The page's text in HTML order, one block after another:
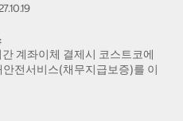
계좌이체 결제시 코스트코에
전서비스(채무지급보증)를 이